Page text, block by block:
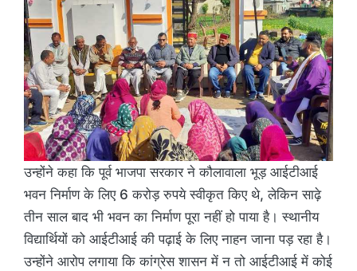
उन्होंने कहा कि पूर्व भाजपा सरकार ने कौलावाला भूड़ आईटीआई
भवन निर्माण के लिए 6 करोड़ रुपये स्वीकृत किए थे, लेकिन साढ़े
तीन साल बाद भी भवन का निर्माण पूरा नहीं हो पाया है। स्थानीय
विद्यार्थियों को आईटीआई की पढ़ाई के लिए नाहन जाना पड़ रहा है।
उन्होंने आरोप लगाया कि कांग्रेस शासन में न तो आईटीआई में कोई